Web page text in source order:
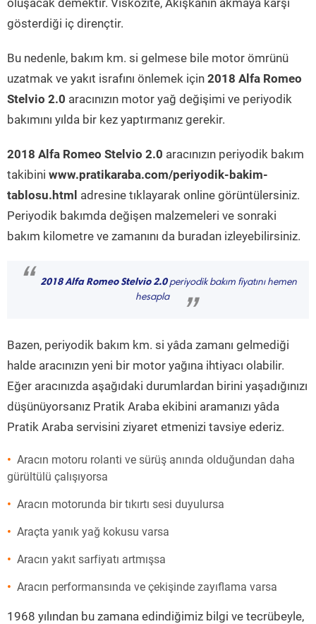
oluşacak demektir. Viskozite, Akışkanın akmaya karşı
gösterdiği iç dirençtir.
Bu nedenle, bakım km. si gelmese bile motor ömrünü
uzatmak ve yakıt israfını önlemek için 2018 Alfa Romeo
Stelvio 2.0 aracınızın motor yağ değişimi ve periyodik
bakımını yılda bir kez yaptırmanız gerekir.
2018 Alfa Romeo Stelvio 2.0 aracınızın periyodik bakım
takibini www.pratikaraba.com/periyodik-bakim-
tablosu.html adresine tıklayarak online görüntülersiniz.
Periyodik bakımda değişen malzemeleri ve sonraki
bakım kilometre ve zamanını da buradan izleyebilirsiniz.
“ 2018 Alfa Romeo Stelvio 2.0periyodik bakım fiyatını hemen
hesapla
”
Bazen, periyodik bakım km. si yâda zamanı gelmediği
halde aracınızın yeni bir motor yağına ihtiyacı olabilir.
Eğer aracınızda aşağıdaki durumlardan birini yaşadığınızı
düşünüyorsanız Pratik Araba ekibini aramanızı yâda
Pratik Araba servisini ziyaret etmenizi tavsiye ederiz.
Aracın motoru rolanti ve sürüş anında olduğundan daha
gürültülü çalışıyorsa
Aracın motorunda bir tıkırtı sesi duyulursa
Araçta yanık yağ kokusu varsa
Aracın yakıt sarfiyatı artmışsa
Aracın performansında ve çekişinde zayıflama varsa
1968 yılından bu zamana edindiğimiz bilgi ve tecrübeyle,